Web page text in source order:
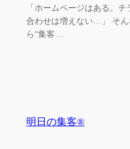
「ホームページはある。
合わせは増えない…」 そ
ら“集客…
明日の集客®